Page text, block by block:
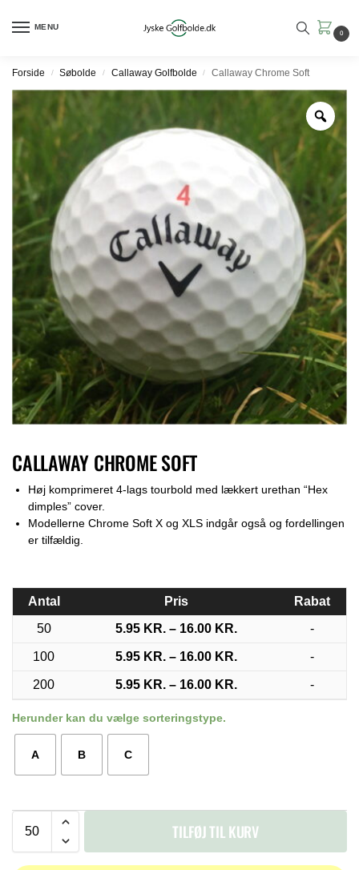
MENU
0
Forside / Søbolde / Callaway Golfbolde / Callaway Chrome Soft
CALLAWAY CHROME SOFT
Høj komprimeret 4-lags tourbold med lækkert urethan “Hex
dimples” cover.
Modellerne Chrome Soft X og XLS indgår også og fordellingen
er tilfældig.
Antal Pris
Rabat
50
5.95 KR. – 16.00 KR. -
100 5.95 KR. – 16.00 KR. -
200 5.95 KR. – 16.00 KR. -
Herunder kan du vælge sorteringstype.
A B C
TILFØJ TIL KURV